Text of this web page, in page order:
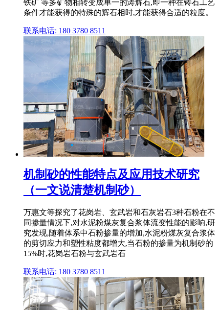
铁矿 等多矿物相转变成单一的涛辉石,即一种在铸石工艺
条件才能获得的特殊的辉石相时,才能获得合适的粒度。
联系电话: 180 3780 8511
机制砂的性能特点及应用技术研究
（一文说清楚机制砂）
万惠文等探究了花岗岩、玄武岩和石灰岩石3种石粉在不
同掺量情况下,对水泥粉煤灰复合浆体流变性能的影响,研
究发现,随着体系中石粉掺量的增加,水泥粉煤灰复合浆体
的剪切应力和塑性粘度都增大,当石粉的掺量为机制砂的
15%时,花岗岩石粉与玄武岩石
联系电话: 180 3780 8511